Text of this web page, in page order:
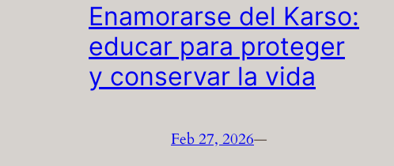
Enamorarse del Karso:
educar para proteger
y conservar la vida
Feb 27, 2026—